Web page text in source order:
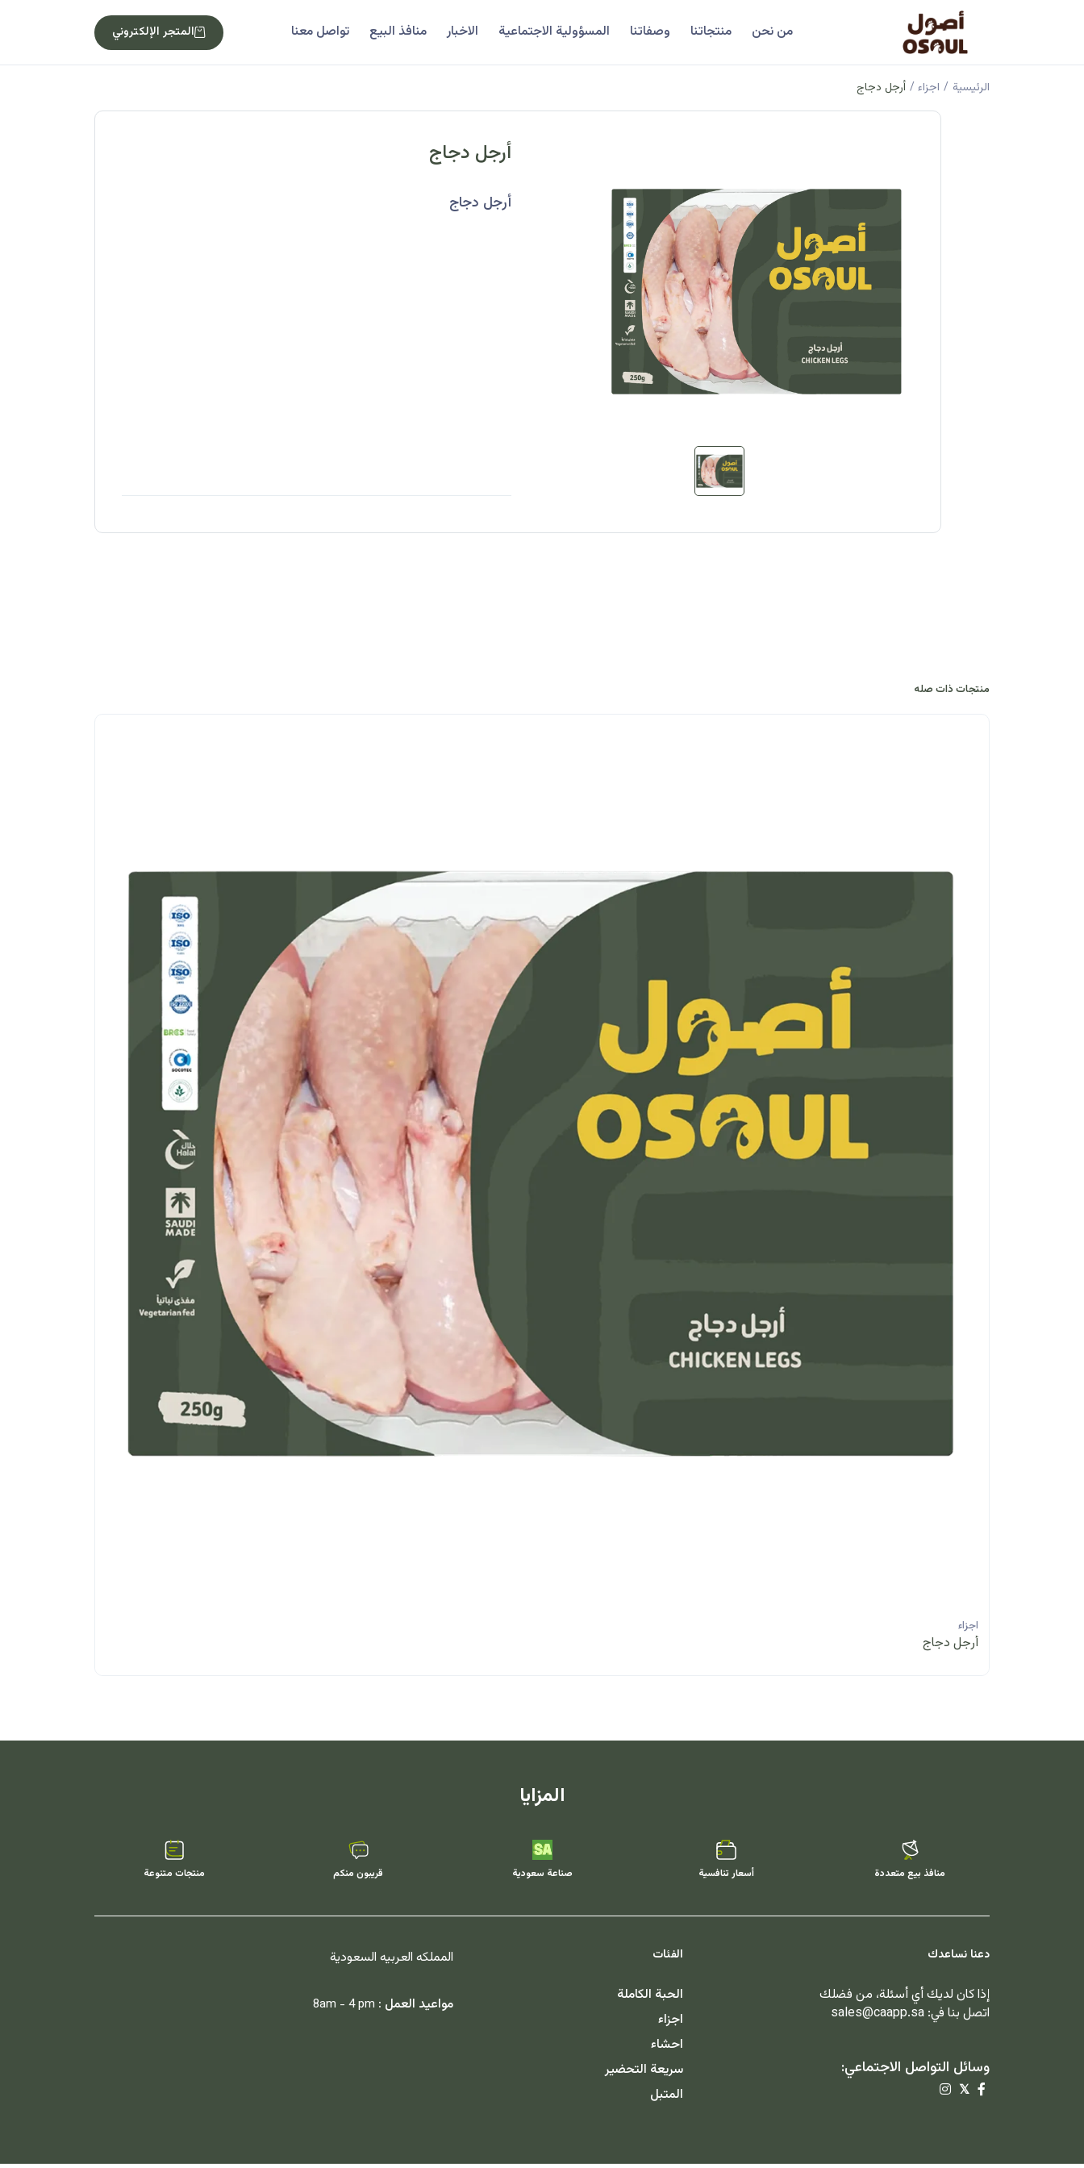
من نحن منتجاتنا وصفاتنا المسؤولية الاجتماعية الاخبار منافذ البيع تواصل معنا المتجر الإلكتروني
الرئيسية / اجزاء/ أرجل دجاج
أرجل دجاج
أرجل دجاج
منتجات ذات صله
اجزاء
أرجل دجاج
المزايا
منافذ بيع متعددة أسعار تنافسية صناعة سعودية قريبون منكم منتجات متنوعة
دعنا نساعدك
إذا كان لديك أي أسئلة، من فضلك
اتصل بنا في: sales@caapp.sa
وسائل التواصل الاجتماعي:
𝕏
الفئات
الحبة الكاملة
اجزاء
احشاء
سريعة التحضير
المتبل
المملكه العربيه السعودية
مواعيد العمل : 8am - 4 pm